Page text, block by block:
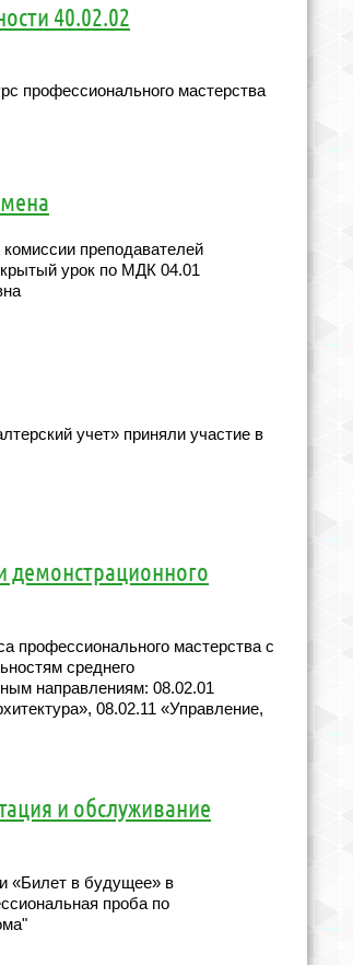
40.02.02
профессионального мастерства
преподавателей
урок по МДК 04.01
учет» приняли участие в
демонстрационного
профессионального мастерства с
среднего
направлениям: 08.02.01
08.02.11 «Управление,
и обслуживание
«Билет в будущее» в
проба по